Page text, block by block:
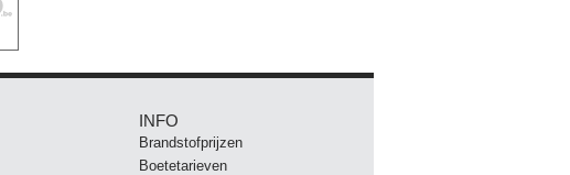
INFO
Brandstofprijzen
Boetetarieven